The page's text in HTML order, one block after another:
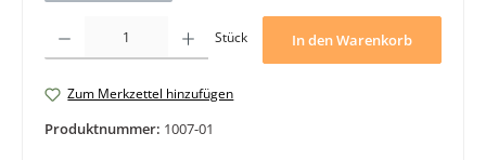
Stück In den Warenkorb
Zum Merkzettel hinzufügen
Produktnummer: 1007-01